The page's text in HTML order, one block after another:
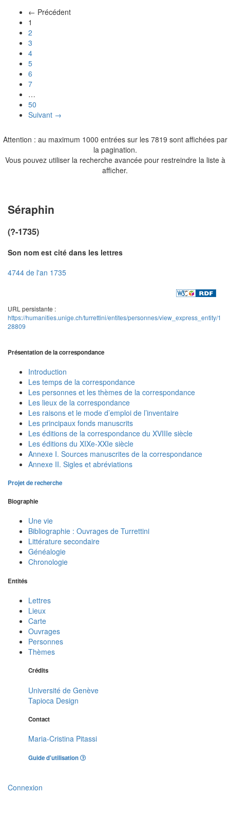
← Précédent
1
2
3
4
5
6
7
…
50
Suivant →
Attention : au maximum 1000 entrées sur les 7819 sont affichées par
la pagination.
Vous pouvez utiliser la recherche avancée pour restreindre la liste à
afficher.
Séraphin
(?-1735)
Son nom est cité dans les lettres
4744 de l'an 1735
URL persistante :
https://humanities.unige.ch/turrettini/entites/personnes/view_express_entity/1
28809
Présentation de la correspondance
Introduction
Les temps de la correspondance
Les personnes et les thèmes de la correspondance
Les lieux de la correspondance
Les raisons et le mode d’emploi de l’inventaire
Les principaux fonds manuscrits
Les éditions de la correspondance du XVIIIe siècle
Les éditions du XIXe-XXIe siècle
Annexe I. Sources manuscrites de la correspondance
Annexe II. Sigles et abréviations
Projet de recherche
Biographie
Une vie
Bibliographie : Ouvrages de Turrettini
Littérature secondaire
Généalogie
Chronologie
Entités
Lettres
Lieux
Carte
Ouvrages
Personnes
Thèmes
Crédits
Université de Genève
Tapioca Design
Contact
Maria-Cristina Pitassi
Guide d'utilisation
Connexion